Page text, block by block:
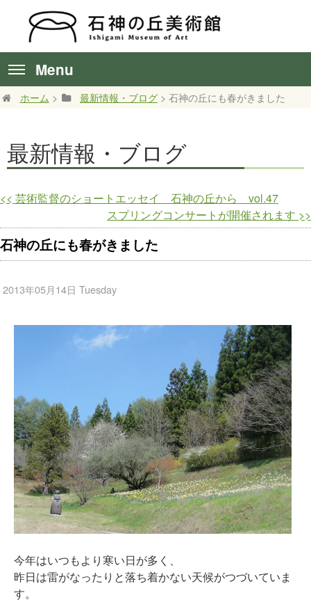
Menu
ホーム > 最新情報・ブログ > 石神の丘にも春がきました
最新情報・ブログ
<< 芸術監督のショートエッセイ 石神の丘から vol.47
スプリングコンサートが開催されます >>
石神の丘にも春がきました
2013年05月14日 Tuesday
今年はいつもより寒い日が多く、
昨日は雷がなったりと落ち着かない天候がつづいていま
す。